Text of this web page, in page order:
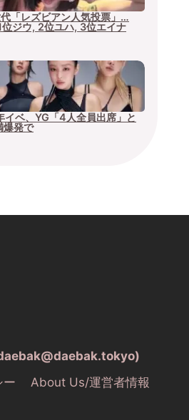
「レズビアン人気投票」…
ジウ, 2位ユハ, 3位エイナ
ベ、YG「4人全員出席」と
爆発で
ー
About Us/運営者情報